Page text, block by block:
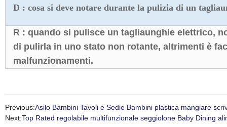
D : cosa si deve notare durante la pulizia di un
R : quando si pulisce un tagliaunghie elettrico,
di pulirla in uno stato non rotante, altrimenti è
malfunzionamenti.
Previous:Asilo Bambini Tavoli e Sedie Bambini plastica mangiare
Next:Top Rated regolabile multifunzionale seggiolone Baby Dining